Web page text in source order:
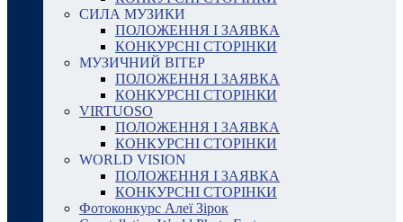
СИЛА МУЗИКИ
ПОЛОЖЕННЯ І ЗАЯВКА
КОНКУРСНІ СТОРІНКИ
МУЗИЧНИЙ ВІТЕР
ПОЛОЖЕННЯ І ЗАЯВКА
КОНКУРСНІ СТОРІНКИ
VIRTUOSO
ПОЛОЖЕННЯ І ЗАЯВКА
КОНКУРСНІ СТОРІНКИ
WORLD VISION
ПОЛОЖЕННЯ І ЗАЯВКА
КОНКУРСНІ СТОРІНКИ
Фотоконкурс Алеї Зірок